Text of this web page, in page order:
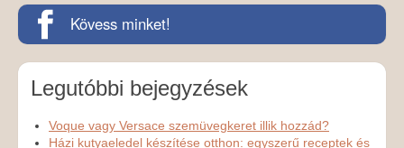
Kövess minket!
Legutóbbi bejegyzések
Voque vagy Versace szemüvegkeret illik hozzád?
Házi kutyaeledel készítése otthon: egyszerű receptek és